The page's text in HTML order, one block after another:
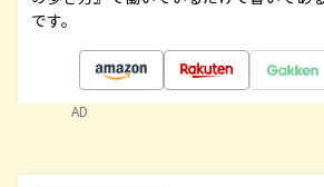
です。
AD